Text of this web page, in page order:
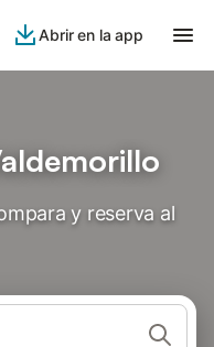
Abrir en la app
y reserva al